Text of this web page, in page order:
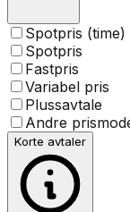
Spotpris (time)
Spotpris
Fastpris
Variabel pris
Plussavtale
Andre
Korte avtaler